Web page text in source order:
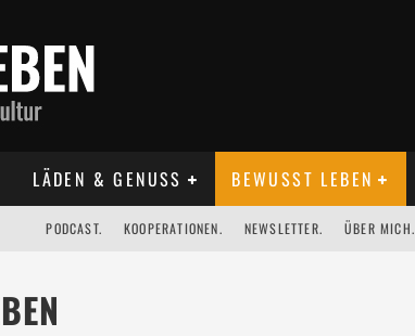
LÄDEN & GENUSS BEWUSST LEBEN
PODCAST. KOOPERATIONEN. NEWSLETTER. ÜBER MICH.